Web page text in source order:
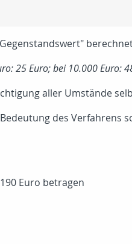
25 Euro; bei 10.000 Euro:
aller Umstände
des Verfahrens
Euro betragen